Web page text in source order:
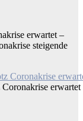
erwartet –
steigende
erwartet